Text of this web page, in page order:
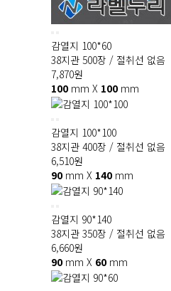
감열지 100*60
38지관 500장 / 절취선 없음
7,870원
100 mm X 100 mm
감열지 100*100
38지관 400장 / 절취선 없음
6,510원
90 mm X 140 mm
감열지 90*140
38지관 350장 / 절취선 없음
6,660원
90 mm X 60 mm